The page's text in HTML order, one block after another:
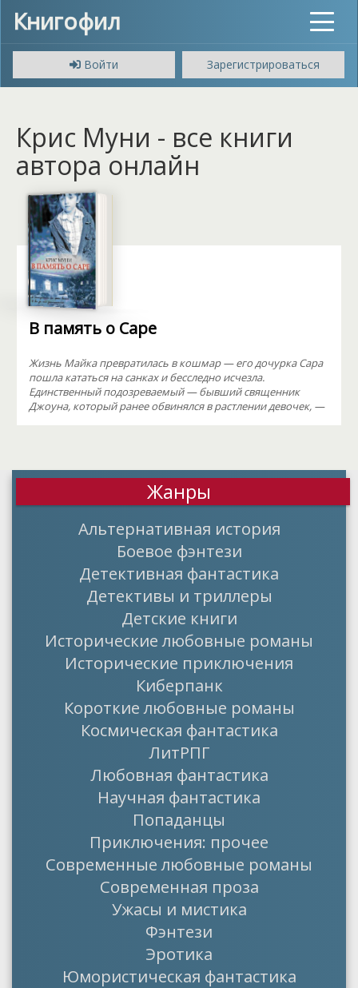
Книгофил
Toggle
Войти
Зарегистрироваться
Крис Муни - все книги
автора онлайн
В память о Саре
Жизнь Майка превратилась в кошмар — его дочурка Сара
пошла кататься на санках и бесследно исчезла.
Единственный подозреваемый — бывший священник
Джоуна, который ранее обвинялся в растлении девочек, —
Жанры
Альтернативная история
Боевое фэнтези
Детективная фантастика
Детективы и триллеры
Детские книги
Исторические любовные романы
Исторические приключения
Киберпанк
Короткие любовные романы
Космическая фантастика
ЛитРПГ
Любовная фантастика
Научная фантастика
Попаданцы
Приключения: прочее
Современные любовные романы
Современная проза
Ужасы и мистика
Фэнтези
Эротика
Юмористическая фантастика